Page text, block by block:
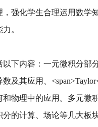
，强化学生合理运用数学
。
以下内容：一元微积分部
及其应用、
和物理中的应用。多元微
的计算、场论等几大板块